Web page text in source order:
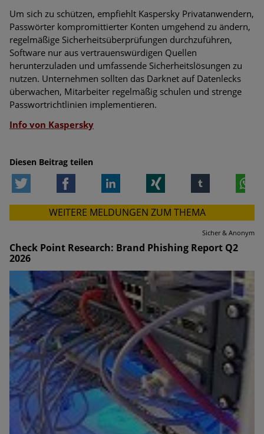
Um sich zu schützen, empfiehlt Kaspersky Privatanwendern,
Passwörter kompromittierter Konten umgehend zu ändern,
regelmäßige Sicherheitsüberprüfungen durchzuführen,
Software nur aus vertrauenswürdigen Quellen
herunterzuladen und umfassende Sicherheitslösungen zu
nutzen. Unternehmen sollten das Darknet auf Datenlecks
überwachen, Mitarbeiter regelmäßig schulen und strenge
Passwortrichtlinien implementieren.
Info von Kaspersky
Diesen Beitrag teilen
Facebook LinkedIn tumblr
WEITERE MELDUNGEN ZUM THEMA
Sicher & Anonym
Check Point Research: Brand Phishing Report Q2
2026